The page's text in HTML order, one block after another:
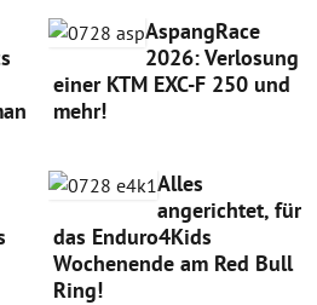
AspangRace
2026: Verlosung
einer KTM EXC-F 250 und
mehr!
Alles
angerichtet, für
das Enduro4Kids
Wochenende am Red Bull
Ring!